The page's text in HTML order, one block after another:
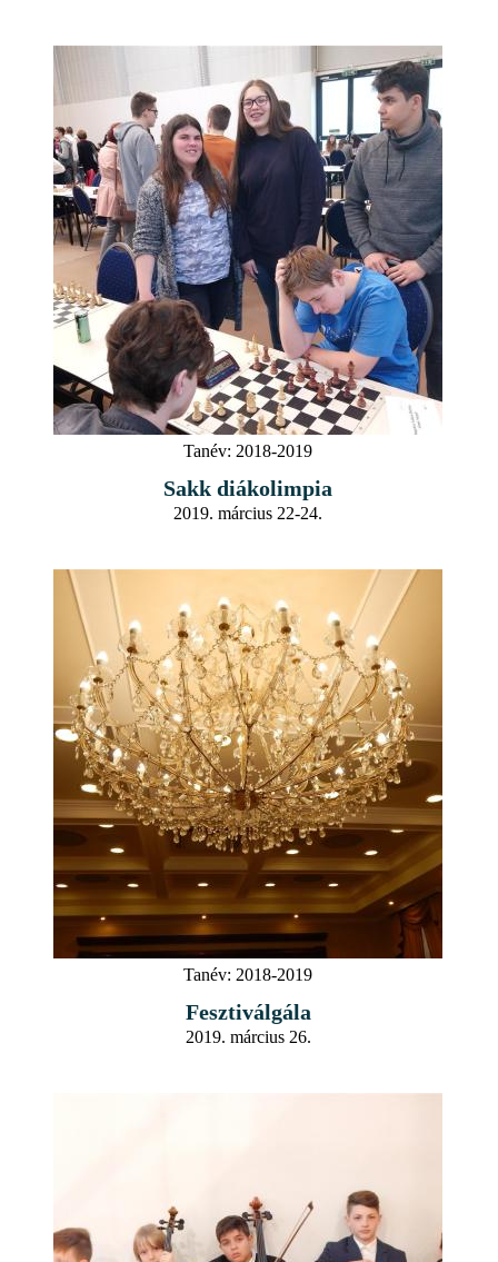
Tanév: 2018-2019
Sakk diákolimpia
2019. március 22-24.
Tanév: 2018-2019
Fesztiválgála
2019. március 26.